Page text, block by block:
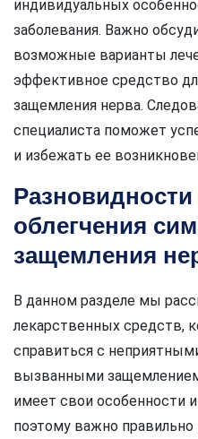
индивидуальных
заболевания. Важно
возможные варианты
эффективное средство
защемления нерва.
специалиста поможет
и избежать ее
облегчения
защемления
В данном разделе мы
лекарственных средств,
справиться с
вызванными
имеет свои особенности
поэтому важно правильно